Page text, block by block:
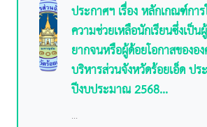
ประกาศฯ เรื่อง หลักเกณฑ์กา
ความช่วยเหลือนักเรียนซึ่งเป็นผู้
ยากจนหรือผู้ด้อยโอกาสของอ
บริหารส่วนจังหวัดร้อยเอ็ด ปร
ปีงบประมาณ 2568...
...